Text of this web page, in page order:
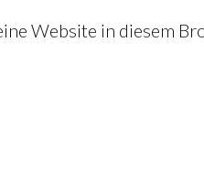
Website in diesem